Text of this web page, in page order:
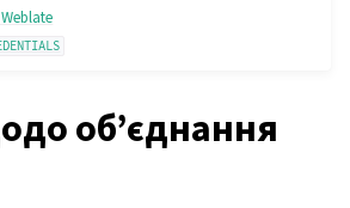
об’єднання